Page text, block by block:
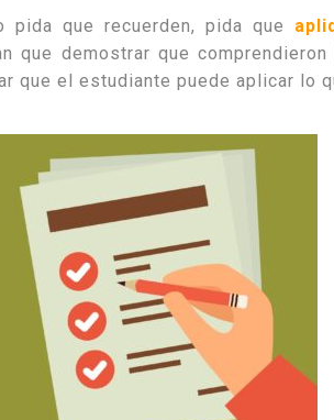
pida que recuerden, pida que
que demostrar que
que el estudiante puede aplicar lo